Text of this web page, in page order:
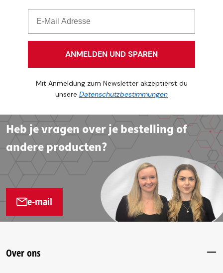
ANMELDEN UND SPAREN
Mit Anmeldung zum Newsletter akzeptierst du
unsere Datenschutzbestimmungen
Heb je vragen over je bestelling of
andere producten?
e-mail
Over ons